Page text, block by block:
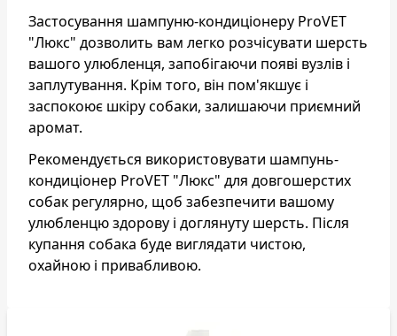
Застосування шампуню-кондиціонеру ProVET
"Люкс" дозволить вам легко розчісувати шерсть
вашого улюбленця, запобігаючи появі вузлів і
заплутування. Крім того, він пом'якшує і
заспокоює шкіру собаки, залишаючи приємний
аромат.
Рекомендується використовувати шампунь-
кондиціонер ProVET "Люкс" для довгошерстих
собак регулярно, щоб забезпечити вашому
улюбленцю здорову і доглянуту шерсть. Після
купання собака буде виглядати чистою,
охайною і привабливою.